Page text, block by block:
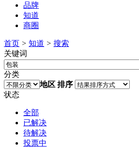
品牌
知道
商圈
首页 > 知道 > 搜索
关键词
分类
地区 排序
状态
全部
已解决
待解决
投票中